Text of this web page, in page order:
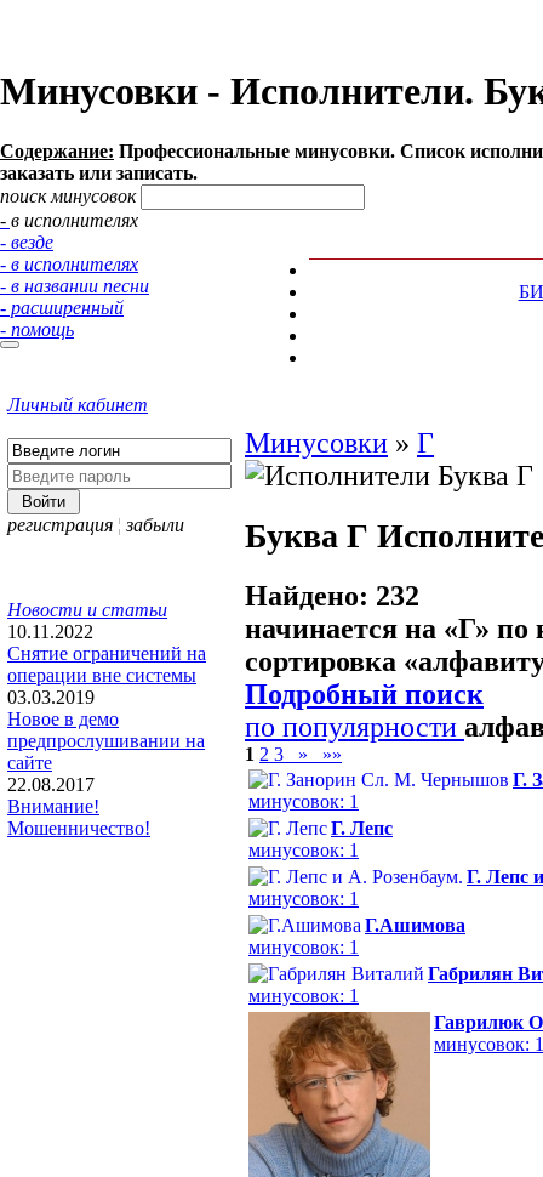
Минусовки - Исполнители.
Содержание: Профессиональные минусовки. Список
заказать или записать.
поиск минусовок
- в исполнителях
- везде
- в исполнителях
- в названии песни
- расширенный
- помощь
Личный кабинет
регистрация ¦ забыли
Новости и статьи
10.11.2022
Снятие ограничений на
операции вне системы
03.03.2019
Новое в демо
предпрослушивании на
сайте
22.08.2017
Внимание!
Мошенничество!
Минусовки » Г
Буква Г
Найдено: 232
начинается на «Г» по
сортировка «
Подробный поиск
по популярности
1 2 3 »
»»
Г.
минусовок: 1
Г. Лепс
минусовок: 1
Г. Лепс
минусовок: 1
Г.Ашимова
минусовок: 1
Габрилян
минусовок: 1
Гаврилюк
минусовок: